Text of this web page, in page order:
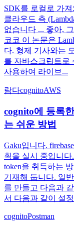
SDK를 로컬로 가
클라우드 측
없습니다 ... 좋아,
코코 이 논문은
다. 형제 기사와는
를 자바스크립트로
사용하여 라이브...
람다cognitoAWS
cognito에 등록
는 쉬운 방법
Gaku입니다.
획을 실시 중입니다
token을 취득하는
기재해 둡니다. 일
를 만들고 다음과
서 다음과 같이 설
cognitoPostman